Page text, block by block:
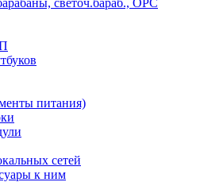
питания)
сетей
к ним